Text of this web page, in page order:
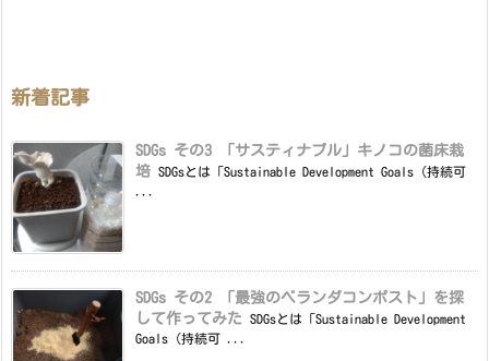
新着記事
SDGs その3 「サスティナブル」キノコの菌床栽
培 SDGsとは「Sustainable Development Goals（持続可
SDGs その2 「最強のベランダコンポスト」を探
して作ってみた
SDGsとは「Sustainable Development
Goals（持続可 ...